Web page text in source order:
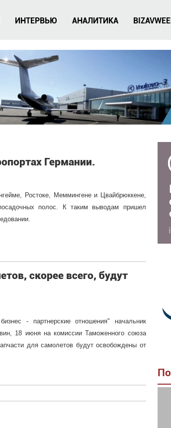
ИНТЕРВЬЮ АНАЛИТИКА
Германии.
Ростоке, Меммингене и Цвайбрюккене,
полос. К таким выводам пришел
скорее всего, будут
- партнерские отношения" начальник
18 июня на комиссии Таможенного союза
для самолетов будут освобождены от